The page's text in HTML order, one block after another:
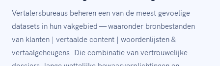
Vertalersbureaus beheren een van de meest gevoelige
datasets in hun vakgebied — waaronder bronbestanden
van klanten | vertaalde content | woordenlijsten &
vertaalgeheugens. Die combinatie van vertrouwelijke